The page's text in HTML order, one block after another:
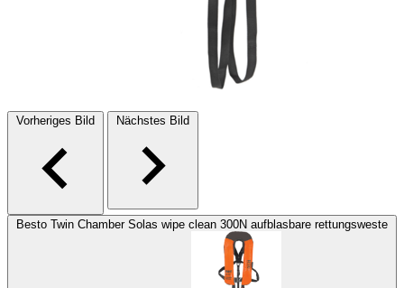
Vorheriges Bild Nächstes Bild
Besto Twin Chamber Solas wipe clean 300N aufblasbare rettungsweste